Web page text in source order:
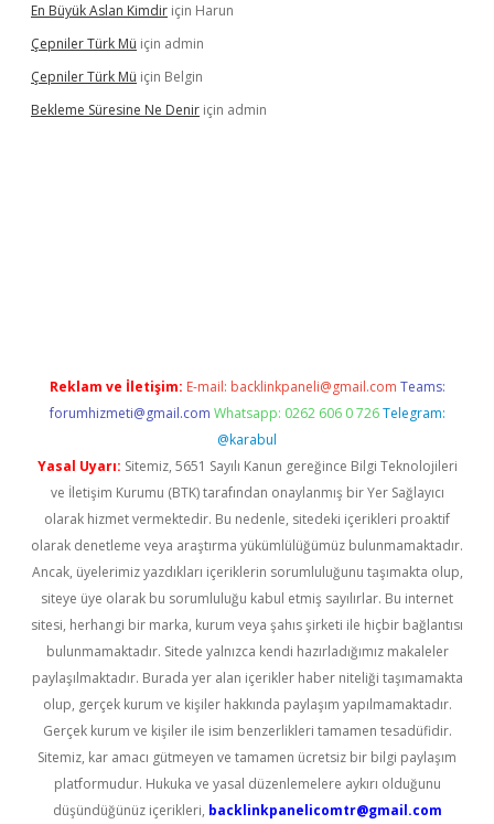
En Büyük Aslan Kimdir için Harun
Çepniler Türk Mü için admin
Çepniler Türk Mü için Belgin
Bekleme Süresine Ne Denir için admin
Reklam ve İletişim: E-mail: backlinkpaneli@gmail.com Teams:
forumhizmeti@gmail.com Whatsapp: 0262 606 0 726 Telegram:
@karabul
Yasal Uyarı: Sitemiz, 5651 Sayılı Kanun gereğince Bilgi Teknolojileri
ve İletişim Kurumu (BTK) tarafından onaylanmış bir Yer Sağlayıcı
olarak hizmet vermektedir. Bu nedenle, sitedeki içerikleri proaktif
olarak denetleme veya araştırma yükümlülüğümüz bulunmamaktadır.
Ancak, üyelerimiz yazdıkları içeriklerin sorumluluğunu taşımakta olup,
siteye üye olarak bu sorumluluğu kabul etmiş sayılırlar. Bu internet
sitesi, herhangi bir marka, kurum veya şahıs şirketi ile hiçbir bağlantısı
bulunmamaktadır. Sitede yalnızca kendi hazırladığımız makaleler
paylaşılmaktadır. Burada yer alan içerikler haber niteliği taşımamakta
olup, gerçek kurum ve kişiler hakkında paylaşım yapılmamaktadır.
Gerçek kurum ve kişiler ile isim benzerlikleri tamamen tesadüfidir.
Sitemiz, kar amacı gütmeyen ve tamamen ücretsiz bir bilgi paylaşım
platformudur. Hukuka ve yasal düzenlemelere aykırı olduğunu
düşündüğünüz içerikleri, backlinkpanelicomtr@gmail.com